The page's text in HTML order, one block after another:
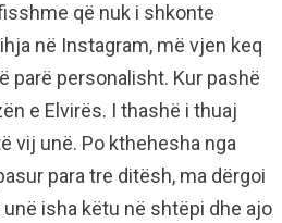
që nuk i shkonte
në Instagram, më vjen keq
parë personalisht. Kur pashë
e Elvirës. I thashë i thuaj
vij unë. Po kthehesha nga
para tre ditësh, ma dërgoi
isha këtu në shtëpi dhe ajo